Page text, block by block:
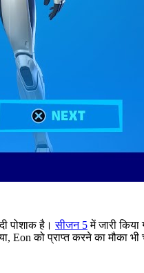
पोशाक है।सीजन 5में जारी
को प्राप्त करने का मौका भी